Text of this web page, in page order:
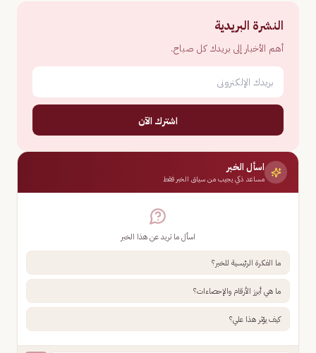
النشرة البريدية
أهم الأخبار إلى بريدك كل صباح.
اشترك الآن
اسأل الخبر
مساعد ذكي يجيب من سياق الخبر فقط
اسأل ما تريد عن هذا الخبر
ما الفكرة الرئيسية للخبر؟
ما هي أبرز الأرقام والإحصاءات؟
كيف يؤثر هذا علي؟